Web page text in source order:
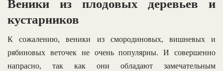
Веники из плодовых деревьев и
кустарников
К сожалению, веники из смородиновых, вишневых и
рябиновых веточек не очень популярны. И совершенно
напрасно, так как они обладают замечательным